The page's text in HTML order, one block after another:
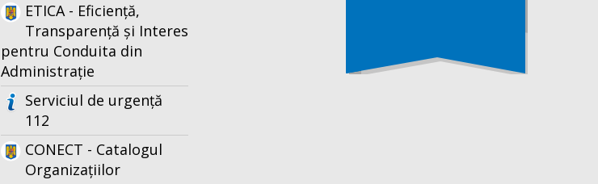
ETICA - Eficiență,
Transparență și Interes
pentru Conduita din
Administrație
Serviciul de urgență
112
CONECT - Catalogul
Organizațiilor